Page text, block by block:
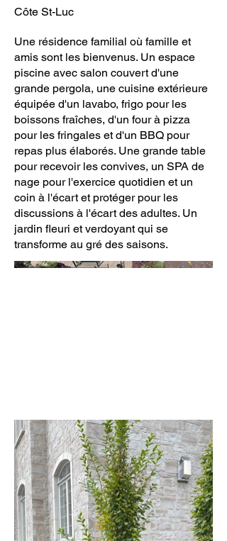
Côte St-Luc
Une résidence familial où famille et
amis sont les bienvenus. Un espace
piscine avec salon couvert d'une
grande pergola, une cuisine extérieure
équipée d'un lavabo, frigo pour les
boissons fraîches, d'un four à pizza
pour les fringales et d'un BBQ pour
repas plus élaborés. Une grande table
pour recevoir les convives, un SPA de
nage pour l'exercice quotidien et un
coin à l'écart et protéger pour les
discussions à l'écart des adultes. Un
jardin fleuri et verdoyant qui se
transforme au gré des saisons.